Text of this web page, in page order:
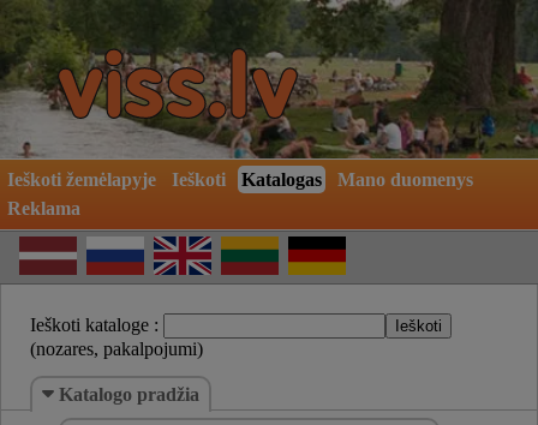
Ieškoti žemėlapyje Ieškoti Katalogas
Mano duomenys
Reklama
Ieškoti kataloge :
(nozares, pakalpojumi)
Katalogo pradžia